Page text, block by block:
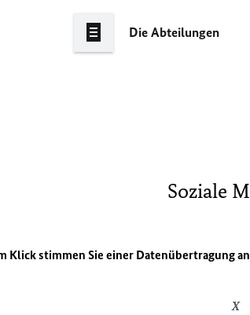
Die Abteilungen
Soziale
Klick stimmen Sie einer Datenübertragung an
X